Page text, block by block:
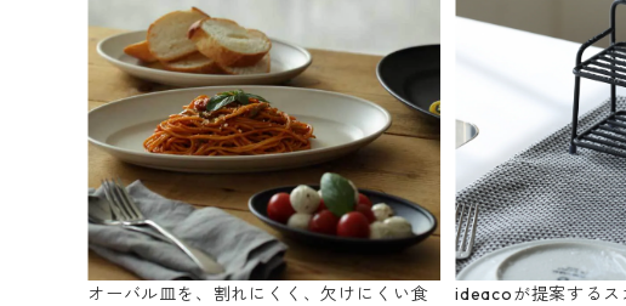
オーバル皿を、割れにくく、欠けにくい食
ideacoが提案するス